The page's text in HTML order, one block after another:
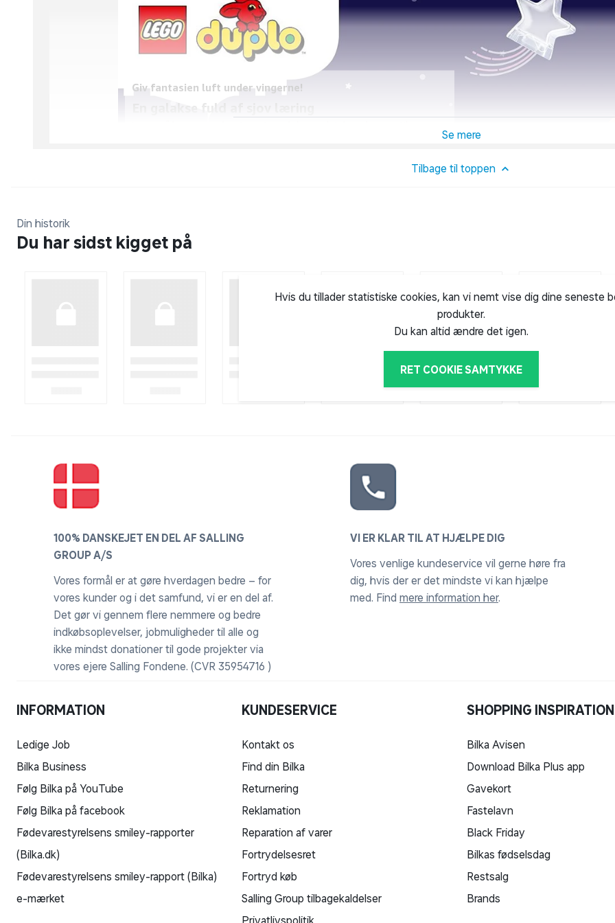
Giv fantasien luft under vingerne!
En galakse fuld af sjov læring
Hvis du tillader statistiske cookies, kan vi nemt vise dig dine seneste
Du kan altid ændre det igen.
100% DANSKEJET EN DEL AF SALLING
GROUP A/S
Vores formål er at gøre hverdagen bedre – for
vores kunder og i det samfund, vi er en del af.
Det gør vi gennem flere nemmere og bedre
indkøbsoplevelser, jobmuligheder til alle og
vores ejere Salling Fondene. (CVR 35954716 )
VI ER KLAR TIL AT HJÆLPE DIG
INFORMATION
Ledige Job
Bilka Business
Følg Bilka på YouTube
Følg Bilka på facebook
Fødevarestyrelsens smiley-rapporter
(Bilka.dk)
Kontakt os
Find din Bilka
Returnering
Reklamation
Reparation af varer
Fortrydelsesret
Bilka Avisen
Download Bilka Plus app
Gavekort
Fastelavn
Black Friday
Bilkas fødselsdag